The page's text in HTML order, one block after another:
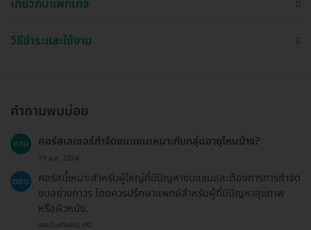
เกี่ยวกับแพ็กเกจ
วิธีชำระและใช้งาน
คำถามพบบ่อย
ถาม คอร์สเลเซอร์กำจัดขนแขนเหมาะกับกลุ่มอายุไหนบ้าง?
19 ธ.ค. 2024
ตอบ
คอร์สนี้เหมาะสำหรับผู้ใหญ่ที่มีปัญหาขนแขนและต้องการการกำจัด
ขนอย่างถาวร โดยควรปรึกษาแพทย์สำหรับผู้ที่มีปัญหาสุขภาพ
หรือผิวหนัง.
ตอบโดยทีมงาน HD